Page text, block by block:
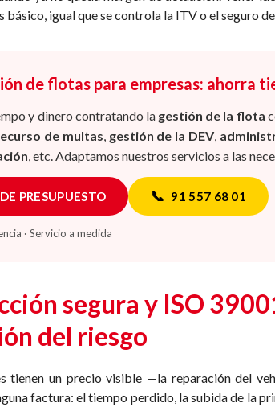
básico, igual que se controla la ITV o el seguro
de flotas para empresas: ahorra
y dinero contratando la gestión de la flota
de multas, gestión de la DEV,
, etc. Adaptamos nuestros servicios a las
PRESUPUESTO 📞 91 557 68 01
· Servicio a medida
segura y ISO
del riesgo
tienen un precio visible —la reparación del
factura: el tiempo perdido, la subida de la